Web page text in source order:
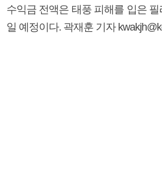
수익금 전액은 태풍 피해를 입은
일 예정이다. 곽재훈 기자